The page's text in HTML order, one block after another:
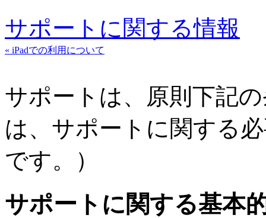
サポートに関する情報
« iPadでの利用について
サポートは、原則下記
は、サポートに関する
です。）
サポートに関する基本